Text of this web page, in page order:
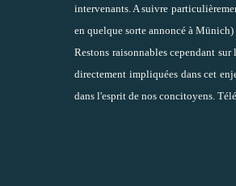
intervenants. A suivre
en quelque sorte annoncé à
Restons raisonnables cependant
directement impliquées dans cet
dans l'esprit de nos concitoyens.